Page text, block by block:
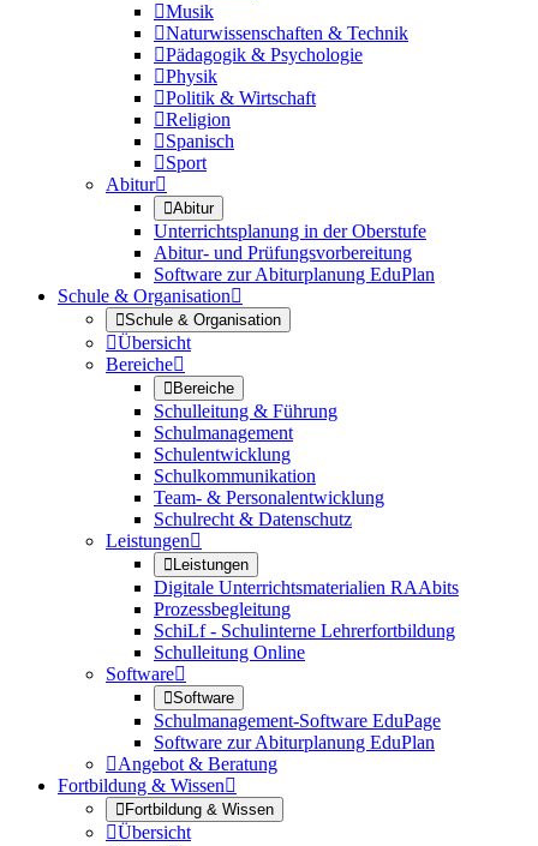
Musik
Naturwissenschaften & Technik
Pädagogik & Psychologie
Physik
Politik & Wirtschaft
Religion
Spanisch
Sport
Abitur
Abitur
Unterrichtsplanung in der Oberstufe
Abitur- und Prüfungsvorbereitung
Software zur Abiturplanung EduPlan
Schule & Organisation
Schule & Organisation
Übersicht
Bereiche
Bereiche
Schulleitung & Führung
Schulmanagement
Schulentwicklung
Schulkommunikation
Team- & Personalentwicklung
Schulrecht & Datenschutz
Leistungen
Leistungen
Digitale Unterrichtsmaterialien RAAbits
Prozessbegleitung
SchiLf - Schulinterne Lehrerfortbildung
Schulleitung Online
Software
Software
Schulmanagement-Software EduPage
Software zur Abiturplanung EduPlan
Angebot & Beratung
Fortbildung & Wissen
Fortbildung & Wissen
Übersicht